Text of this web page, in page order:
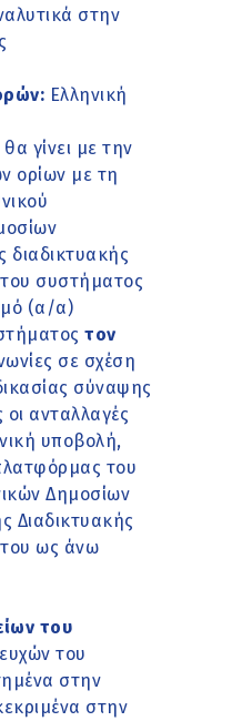
στην
Ελληνική
γίνει με την
ορίων με τη
συστήματος
(α/α)
τον
σε σχέση
σύναψης
ανταλλαγές
υποβολή,
του
Δημοσίων
ως άνω
του
του
στην
στην